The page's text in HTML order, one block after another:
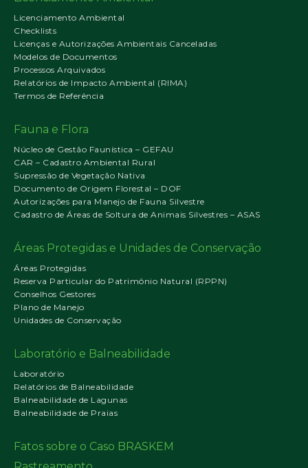
Licenciamento Ambiental
Checklists
Licenças e Autorizações Ambientais Canceladas
Modelos de Documentos
Processos Arquivados
Relatórios de Impacto Ambiental (RIMA)
Termos de Referência
Fauna e Flora
Núcleo de Gestão Faunística – GEFAU
CAR – Cadastro Ambiental Rural
Supressão de Vegetação Nativa
Documento de Origem Florestal – DOF
Autorizações para Manejo de Fauna Silvestre
Cadastro de Áreas de Soltura de Animais Silvestres – ASAS
Áreas Protegidas e Unidades de Conservação
Áreas Protegidas
Reserva Particular do Patrimônio Natural (RPPN)
Conselhos Gestores
Plano de Manejo
Unidades de Conservação
Laboratório e Balneabilidade
Laboratório
Relatórios de Balneabilidade
Balneabilidade de Lagunas
Balneabilidade de Praias
Fatos sobre o Caso BRASKEM